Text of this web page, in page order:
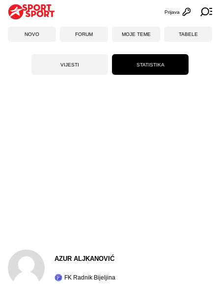
Otvori
Prijava
NOVO FORUM MOJE TEME TABELE
VIJESTI STATISTIKA
AZUR ALJKANOVIĆ
FK Radnik Bijeljina